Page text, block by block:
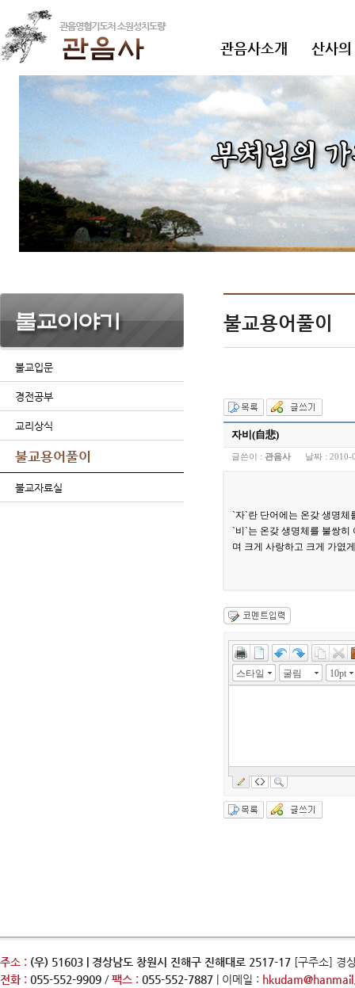
관음사소개 산사
불교입문
경전공부
교리상식
불교용어풀이
불교자료실
불교용어풀이
자비(自悲)
글쓴이 : 관음사 날짜 : 2010-
`자`란 단어에는 온갖 생명체
`비`는 온갖 생명체를 불쌍히
며 크게 사랑하고 크게 가엾
스타일 굴림 10pt
주소 : (우) 51603 | 경상남도 창원시 진해구 진해대로 2517-17 [구주소] 경
전화 : 055-552-9909 / 팩스 : 055-552-7887 | 이메일 :